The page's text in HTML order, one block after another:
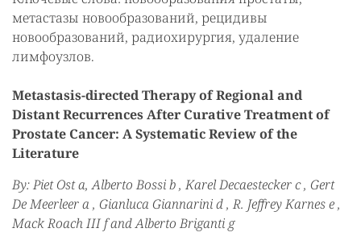
метастазы новообразований, рецидивы
новообразований, радиохирургия, удаление
лимфоузлов.
Metastasis-directed Therapy of Regional and
Distant Recurrences After Curative Treatment of
Prostate Cancer: A Systematic Review of the
Literature
By: Piet Ost a, Alberto Bossi b , Karel Decaestecker c , Gert
De Meerleer a , Gianluca Giannarini d , R. Jeffrey Karnes e ,
Mack Roach III f and Alberto Briganti g